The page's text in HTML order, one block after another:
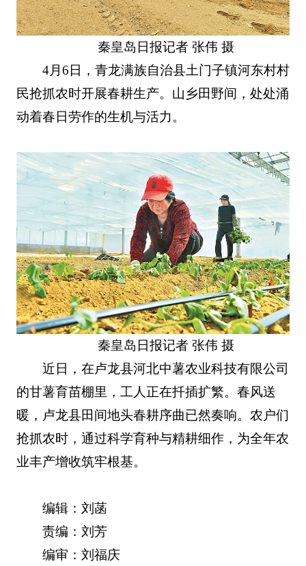
秦皇岛日报记者 张伟 摄
4月6日，青龙满族自治县土门子镇河东村村
民抢抓农时开展春耕生产。山乡田野间，处处涌
动着春日劳作的生机与活力。
秦皇岛日报记者 张伟 摄
近日，在卢龙县河北中薯农业科技有限公司
的甘薯育苗棚里，工人正在扦插扩繁。春风送
暖，卢龙县田间地头春耕序曲已然奏响。农户们
抢抓农时，通过科学育种与精耕细作，为全年农
业丰产增收筑牢根基。
编辑：刘菡
责编：刘芳
编审：刘福庆